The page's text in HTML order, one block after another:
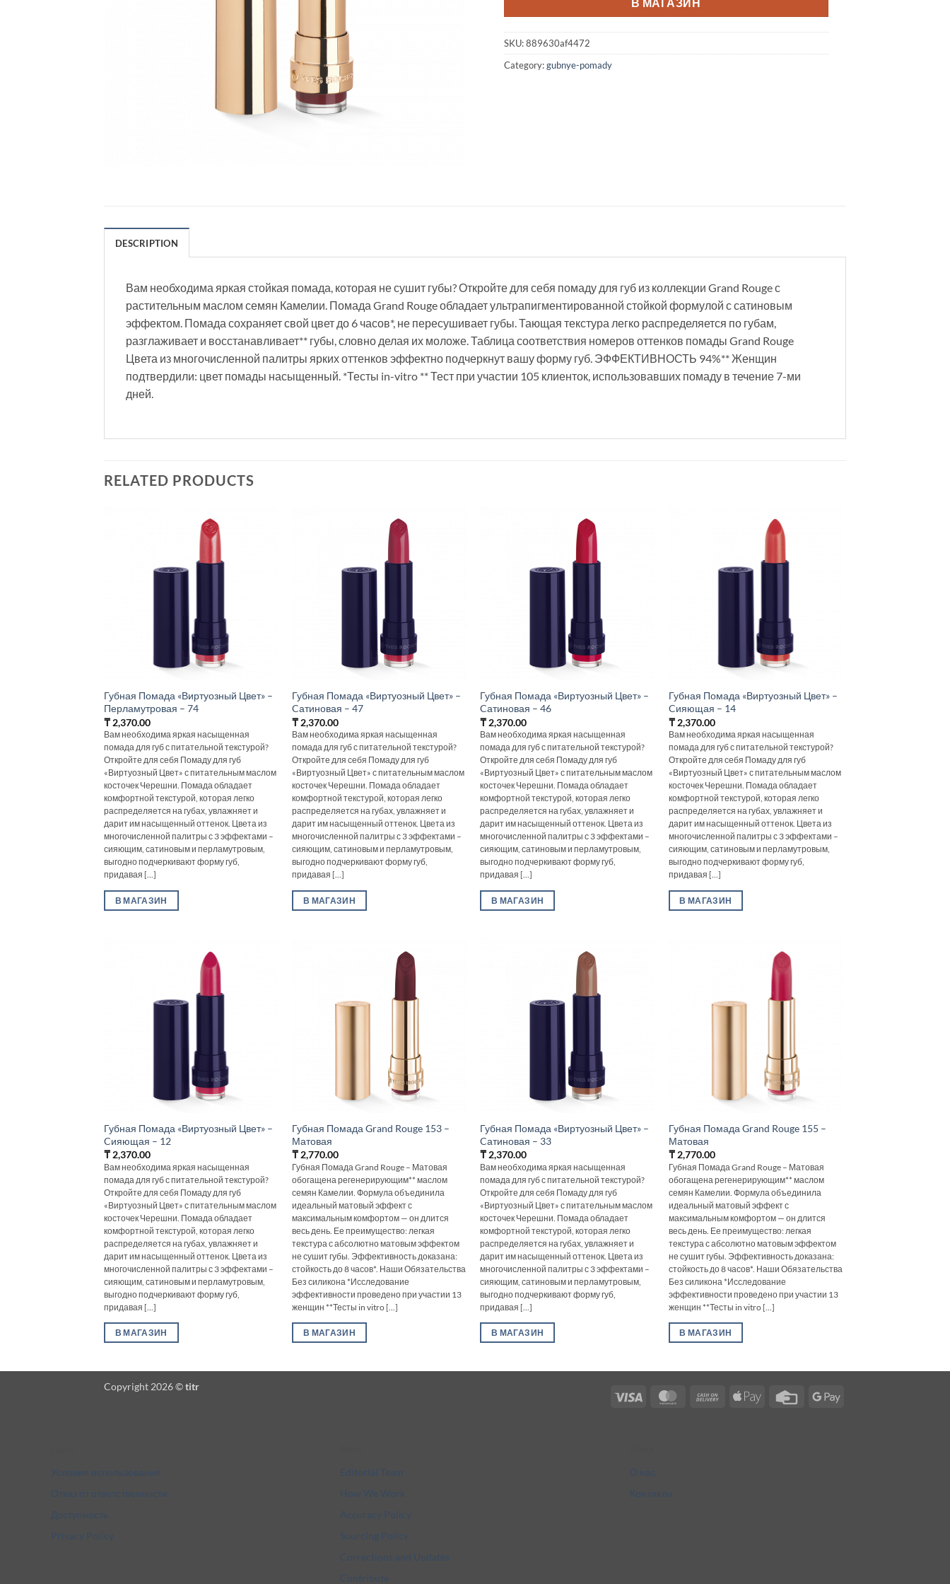
В МАГАЗИН
SKU:889630af4472
Category:gubnye-pomady
DESCRIPTION
Вам необходима яркая стойкая помада, которая не сушит губы? Откройте для себя помаду для губ из коллекции Grand Rouge с
растительным маслом семян Камелии. Помада Grand Rouge обладает ультрапигментированной стойкой формулой с сатиновым
эффектом. Помада сохраняет свой цвет до 6 часов*, не пересушивает губы. Тающая текстура легко распределяется по губам,
разглаживает и восстанавливает** губы, словно делая их моложе. Таблица соответствия номеров оттенков помады Grand Rouge
Цвета из многочисленной палитры ярких оттенков эффектно подчеркнут вашу форму губ. ЭФФЕКТИВНОСТЬ 94%** Женщин
подтвердили: цвет помады насыщенный. *Тесты in-vitro ** Тест при участии 105 клиенток, использовавших помаду в течение 7-ми
дней.
RELATED PRODUCTS
Губная Помада «Виртуозный Цвет» –
Перламутровая – 74
₸2,370.00
Вам необходима яркая насыщенная
помада для губ с питательной текстурой?
Откройте для себя Помаду для губ
«Виртуозный Цвет» с питательным маслом
косточек Черешни. Помада обладает
комфортной текстурой, которая легко
распределяется на губах, увлажняет и
дарит им насыщенный оттенок. Цвета из
многочисленной палитры с 3 эффектами –
сияющим, сатиновым и перламутровым,
выгодно подчеркивают форму губ,
придавая [...]
В МАГАЗИН
Губная Помада «Виртуозный Цвет» –
Cатиновая – 47
₸ 2,370.00
Вам необходима яркая насыщенная
помада для губ с питательной текстурой?
Откройте для себя Помаду для губ
«Виртуозный Цвет» с питательным маслом
косточек Черешни. Помада обладает
комфортной текстурой, которая легко
распределяется на губах, увлажняет и
дарит им насыщенный оттенок. Цвета из
многочисленной палитры с 3 эффектами –
сияющим, сатиновым и перламутровым,
выгодно подчеркивают форму губ,
придавая [...]
В МАГАЗИН
Губная Помада «Виртуозный Цвет» –
Cатиновая – 46
₸ 2,370.00
Вам необходима яркая насыщенная
помада для губ с питательной текстурой?
Откройте для себя Помаду для губ
«Виртуозный Цвет» с питательным маслом
косточек Черешни. Помада обладает
комфортной текстурой, которая легко
распределяется на губах, увлажняет и
дарит им насыщенный оттенок. Цвета из
многочисленной палитры с 3 эффектами –
сияющим, сатиновым и перламутровым,
выгодно подчеркивают форму губ,
придавая [...]
В МАГАЗИН
Губная Помада «Виртуозный Цвет» –
Cияющая – 14
₸2,370.00
Вам необходима яркая насыщенная
помада для губ с питательной текстурой?
Откройте для себя Помаду для губ
«Виртуозный Цвет» с питательным маслом
косточек Черешни. Помада обладает
комфортной текстурой, которая легко
распределяется на губах, увлажняет и
дарит им насыщенный оттенок. Цвета из
многочисленной палитры с 3 эффектами –
сияющим, сатиновым и перламутровым,
выгодно подчеркивают форму губ,
придавая [...]
В МАГАЗИН
Губная Помада «Виртуозный Цвет» –
Cияющая – 12
₸2,370.00
Вам необходима яркая насыщенная
помада для губ с питательной текстурой?
Откройте для себя Помаду для губ
«Виртуозный Цвет» с питательным маслом
косточек Черешни. Помада обладает
комфортной текстурой, которая легко
распределяется на губах, увлажняет и
дарит им насыщенный оттенок. Цвета из
многочисленной палитры с 3 эффектами –
сияющим, сатиновым и перламутровым,
выгодно подчеркивают форму губ,
придавая [...]
В МАГАЗИН
Губная Помада Grand Rouge 153 –
Матовая
₸2,770.00
Губная Помада Grand Rouge – Матовая
обогащена регенерирующим** маслом
семян Камелии. Формула объединила
идеальный матовый эффект с
максимальным комфортом — он длится
весь день. Ее преимущество: легкая
текстура с абсолютно матовым эффектом
не сушит губы. Эффективность доказана:
стойкость до 8 часов*. Наши Обязательства
Без силикона *Исследование
эффективности проведено при участии 13
женщин **Тесты in vitro [...]
В МАГАЗИН
Губная Помада «Виртуозный Цвет» –
Cатиновая – 33
₸2,370.00
Вам необходима яркая насыщенная
помада для губ с питательной текстурой?
Откройте для себя Помаду для губ
«Виртуозный Цвет» с питательным маслом
косточек Черешни. Помада обладает
комфортной текстурой, которая легко
распределяется на губах, увлажняет и
дарит им насыщенный оттенок. Цвета из
многочисленной палитры с 3 эффектами –
сияющим, сатиновым и перламутровым,
выгодно подчеркивают форму губ,
придавая [...]
В МАГАЗИН
Губная Помада Grand Rouge 155 –
Матовая
₸2,770.00
Губная Помада Grand Rouge – Матовая
обогащена регенерирующим** маслом
семян Камелии. Формула объединила
идеальный матовый эффект с
максимальным комфортом — он длится
весь день. Ее преимущество: легкая
текстура с абсолютно матовым эффектом
не сушит губы. Эффективность доказана:
стойкость до 8 часов*. Наши Обязательства
Без силикона *Исследование
эффективности проведено при участии 13
женщин **Тесты in vitro [...]
В МАГАЗИН
Visa MasterCardCash
Apple
Credit
Google
Copyright 2026 ©titr
Условия использования
Отказ от ответственности
Доступность
Privacy Policy
Editorial Team
How We Work
Accuracy Policy
Sourcing Policy
Corrections and Updates
Contribute
О нас
Контакты